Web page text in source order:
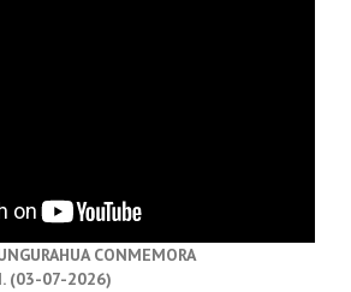
CONMEMORA
(03-07-2026)